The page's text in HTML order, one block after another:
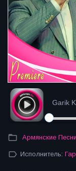
Армянские Песни
Исполнитель: